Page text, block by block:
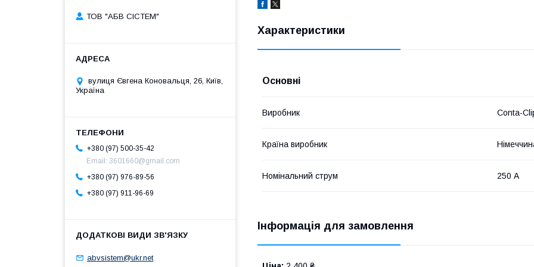
Характеристики
Основні
Виробник Conta-
Країна виробник
Номінальний струм 250 А
Інформація для замовлення
ТОВ "АБВ СІСТЕМ"
вулиця Євгена Коновальця, 26, Київ,
Україна
+380 (97) 500-35-42
Email: 3601660@gmail.com
+380 (97) 976-89-56
+380 (97) 911-96-69
abvsistem@ukr.net